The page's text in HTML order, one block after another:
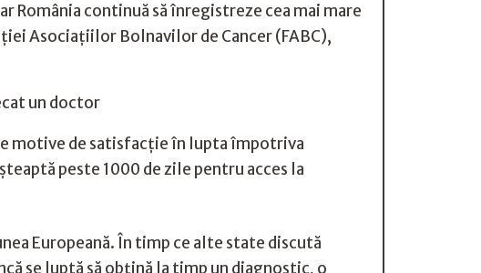
România continuă să înregistreze cea mai mare
Asociațiilor Bolnavilor de Cancer (FABC),
un doctor
motive de satisfacție în lupta împotriva
peste 1000 de zile pentru acces la
Europeană. În timp ce alte state discută
se luptă să obțină la timp un diagnostic, o